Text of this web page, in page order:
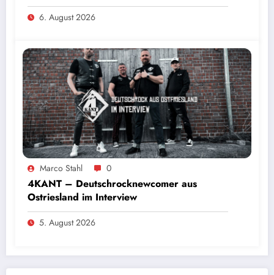
6. August 2026
Marco Stahl 0
4KANT – Deutschrocknewcomer aus
Ostriesland im Interview
5. August 2026